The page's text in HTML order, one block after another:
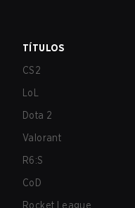
TÍTULOS
CS2
LoL
Dota 2
Valorant
R6:S
CoD
Rocket League